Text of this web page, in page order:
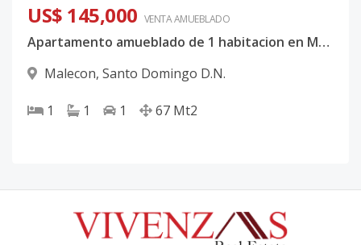
US$ 145,000 VENTA AMUEBLADO
Apartamento amueblado de 1 habitacion en Malecon Center
Malecon, Santo Domingo D.N.
1 1 1 67 Mt2